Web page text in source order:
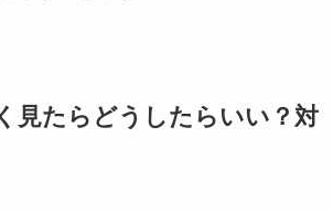
見たらどうしたらいい？対